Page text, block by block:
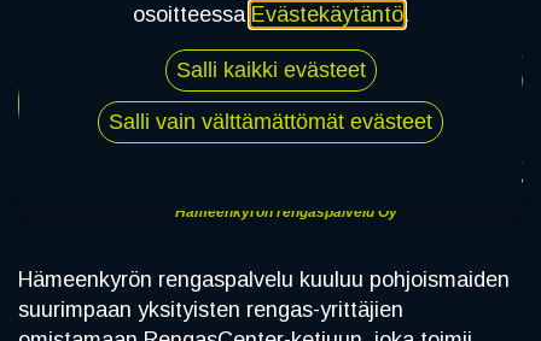
Hämeenkyrön rengaspalvelu Oy
Hämeenkyrön rengaspalvelu kuuluu pohjoismaiden
suurimpaan yksityisten rengas-yrittäjien
osoitteessa Evästekäytäntö.
Salli kaikki evästeet
Salli vain välttämättömät evästeet